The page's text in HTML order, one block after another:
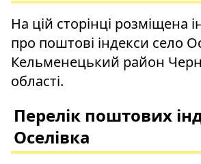
На цій сторінці розміщена
про поштові індекси село
Кельменецький район
області.
Перелік поштових
Оселівка